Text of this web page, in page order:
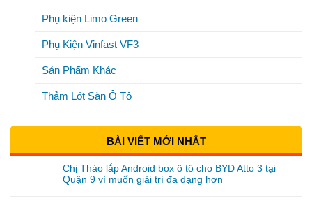
Phụ kiện Limo Green
Phụ Kiện Vinfast VF3
Sản Phẩm Khác
Thảm Lót Sàn Ô Tô
BÀI VIẾT MỚI NHẤT
Chị Thảo lắp Android box ô tô cho BYD Atto 3 tại
Quận 9 vì muốn giải trí đa dạng hơn